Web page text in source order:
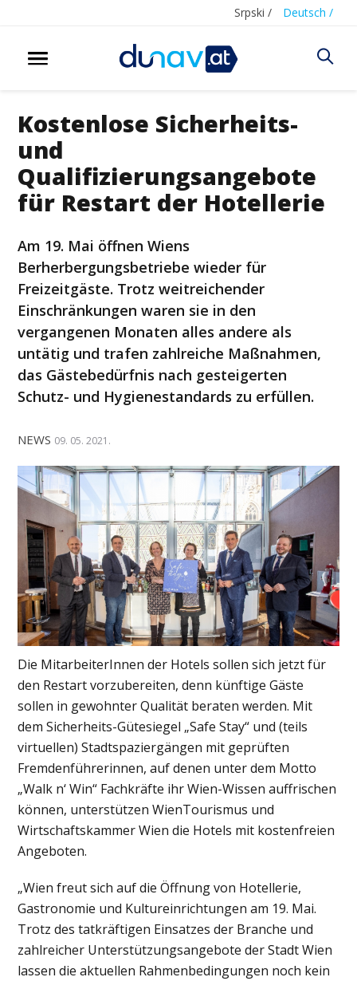
Srpski / Deutsch /
Kostenlose Sicherheits-
und
Qualifizierungsangebote
für Restart der Hotellerie
Am 19. Mai öffnen Wiens
Berherbergungsbetriebe wieder für
Freizeitgäste. Trotz weitreichender
Einschränkungen waren sie in den
vergangenen Monaten alles andere als
untätig und trafen zahlreiche Maßnahmen,
das Gästebedürfnis nach gesteigerten
Schutz- und Hygienestandards zu erfüllen.
NEWS 09. 05. 2021.
Die MitarbeiterInnen der Hotels sollen sich jetzt für
den Restart vorzubereiten, denn künftige Gäste
sollen in gewohnter Qualität beraten werden. Mit
dem Sicherheits-Gütesiegel „Safe Stay“ und (teils
virtuellen) Stadtspaziergängen mit geprüften
Fremdenführerinnen, auf denen unter dem Motto
„Walk n‘ Win“ Fachkräfte ihr Wien-Wissen auffrischen
können, unterstützen WienTourismus und
Wirtschaftskammer Wien die Hotels mit kostenfreien
Angeboten.
„Wien freut sich auf die Öffnung von Hotellerie,
Gastronomie und Kultureinrichtungen am 19. Mai.
Trotz des tatkräftigen Einsatzes der Branche und
zahlreicher Unterstützungsangebote der Stadt Wien
lassen die aktuellen Rahmenbedingungen noch kein